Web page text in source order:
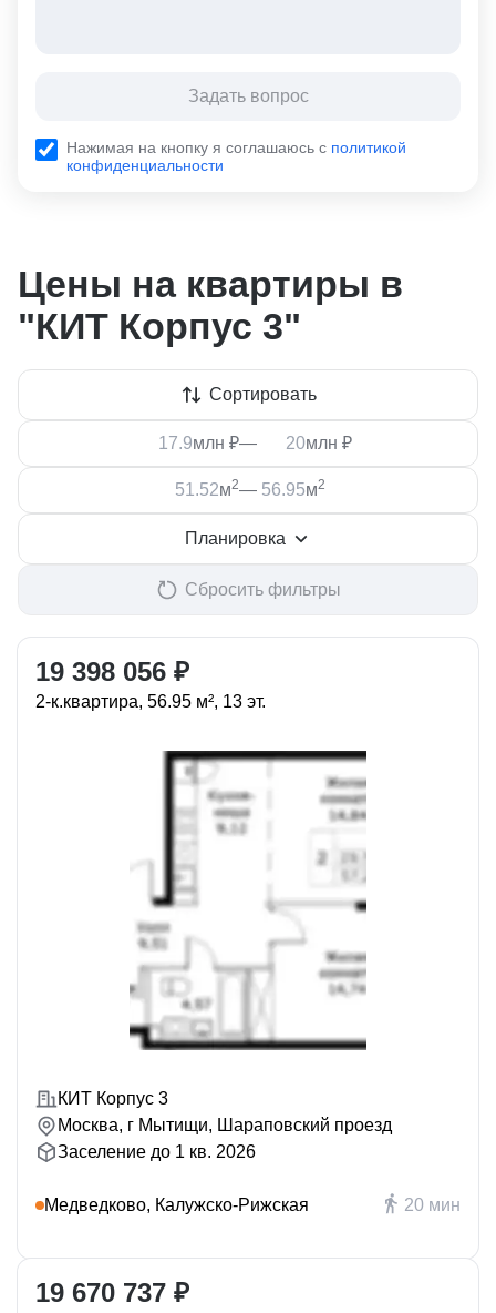
Задать вопрос
Нажимая на кнопку я соглашаюсь с политикой
конфиденциальности
Цены на квартиры в
"КИТ Корпус 3"
Сортировать
млн ₽— млн ₽
м2— м2
Планировка
Сбросить фильтры
19 398 056 ₽
2-к.квартира, 56.95 м², 13 эт.
КИТ Корпус 3
Москва, г Мытищи, Шараповский проезд
Заселение до 1 кв. 2026
Медведково, Калужско-Рижская 20 мин
19 670 737 ₽